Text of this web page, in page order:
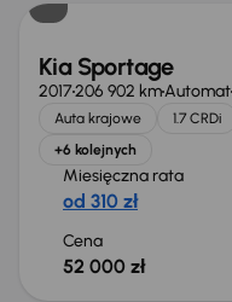
Kia Sportage
2017206 902 kmAutomat
Auta krajowe 1.7 CRDi
+6 kolejnych
Miesięczna rata
od 310 zł
Cena
52 000 zł
Taniej o 1 000 zł